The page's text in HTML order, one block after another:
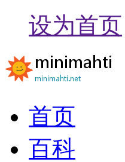
设为首页
首页
百科